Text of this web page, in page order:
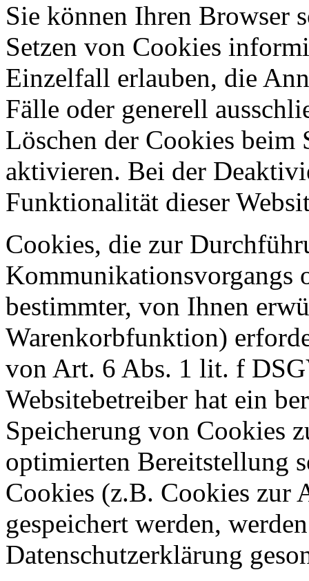
Sie können Ihren Browser
Setzen von Cookies
Einzelfall erlauben, die
Fälle oder generell
Löschen der Cookies beim
aktivieren. Bei der
Funktionalität dieser
Cookies, die zur
Kommunikationsvorgangs
bestimmter, von Ihnen
Warenkorbfunktion)
von Art. 6 Abs. 1 lit. f
Websitebetreiber hat ein
Speicherung von Cookies
optimierten Bereitstellung
Cookies (z.B. Cookies zur
gespeichert werden,
Datenschutzerklärung